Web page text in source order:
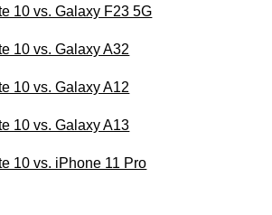
10 vs. Galaxy F23 5G
10 vs. Galaxy A32
10 vs. Galaxy A12
10 vs. Galaxy A13
10 vs. iPhone 11 Pro